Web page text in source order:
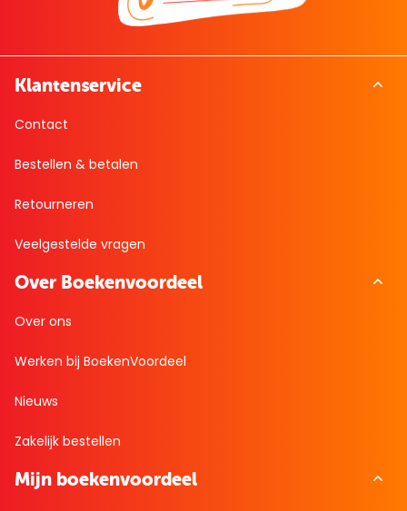
Klantenservice
Contact
Bestellen & betalen
Retourneren
Veelgestelde vragen
Over Boekenvoordeel
Over ons
Werken bij BoekenVoordeel
Nieuws
Zakelijk bestellen
Mijn boekenvoordeel